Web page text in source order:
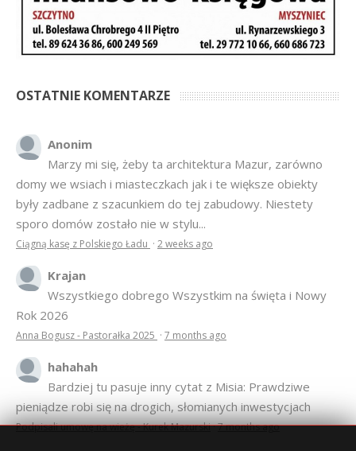
OSTATNIE KOMENTARZE
Anonim
Marzy mi się, żeby ta architektura Mazur, zarówno
domy we wsiach i miasteczkach jak i te większe obiekty
były zadbane z szacunkiem do tej zabudowy. Niestety
sporo domów zostało nie w stylu...
Ciągną kasę z Polskiego Ładu · 2 weeks ago
Krajan
Wszystkiego dobrego Wszystkim na święta i Nowy
Rok 2026
Anna Bogusz - Pastorałka 2025 · 7 months ago
hahahah
Bardziej tu pasuje inny cytat z Misia: Prawdziwe
pieniądze robi się na drogich, słomianych inwestycjach
Podpisali umowę na wieżę - Kurek Mazurski·7 months ago